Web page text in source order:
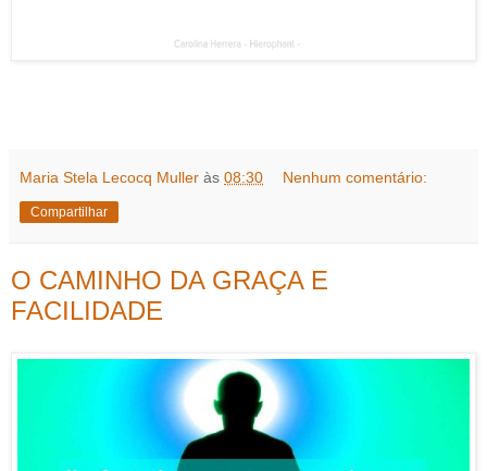
Maria Stela Lecocq Muller às 08:30 Nenhum comentário:
Compartilhar
O CAMINHO DA GRAÇA E
FACILIDADE